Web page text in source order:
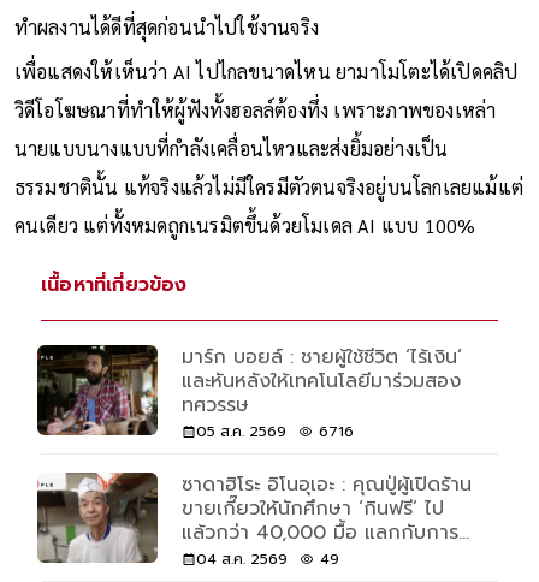
ส่งต่อให้ AI Persona ทำหน้าที่คาดการณ์ว่าแบนเนอร์ชิ้นไหนจะ
ทำผลงานได้ดีที่สุดก่อนนำไปใช้งานจริง
เพื่อแสดงให้เห็นว่า AI ไปไกลขนาดไหน ยามาโมโตะได้เปิดคลิป
วิดีโอโฆษณาที่ทำให้ผู้ฟังทั้งฮอลล์ต้องทึ่ง เพราะภาพของเหล่า
นายแบบนางแบบที่กำลังเคลื่อนไหวและส่งยิ้มอย่างเป็น
ธรรมชาตินั้น แท้จริงแล้วไม่มีใครมีตัวตนจริงอยู่บนโลกเลยแม้แต่
เนื้อหาที่เกี่ยวข้อง
มาร์ก บอยล์ : ชายผู้ใช้ชีวิต ‘ไร้เงิน’
และหันหลังให้เทคโนโลยีมาร่วมสอง
ทศวรรษ
ซาดาฮิโระ อิโนอุเอะ : คุณปู่ผู้เปิดร้าน
ขายเกี๊ยวให้นักศึกษา ‘กินฟรี’ ไป
แล้วกว่า 40,000 มื้อ แลกกับการ